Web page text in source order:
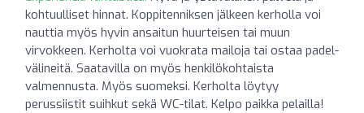
kohtuulliset hinnat. Koppitenniksen jälkeen kerholla voi
nauttia myös hyvin ansaitun huurteisen tai muun
virvokkeen. Kerholta voi vuokrata mailoja tai ostaa padel-
välineitä. Saatavilla on myös henkilökohtaista
valmennusta. Myös suomeksi. Kerholta löytyy
perussiistit suihkut sekä WC-tilat. Kelpo paikka pelailla!